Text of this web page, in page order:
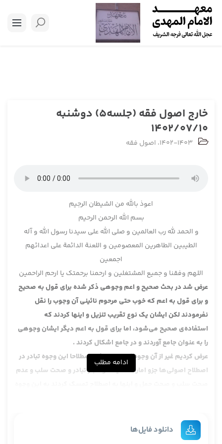
خارج اصول فقه (جلسه5) دوشنبه
1402/07/10
1402-1403، اصول فقه
اعوذ بالله من الشیطان الرجیم
بسم الله الرحمن الرحیم
و الحمد لله رب العالمین و صلی الله علی سیدنا رسول الله و آله
الطیبین الطاهرین المعصومین و اللعنة الدائمة علی اعدائهم
اجمعین
اللهم وفقنا و جمیع المشتغلین و ارحمنا برحمتک یا ارحم الراحمین
عرض شد در بحث صحیح و اعم وجوهی ذکر شده برای قول به صحیح
و برای قول به اعم که خوب حتی مرحوم نائینی آن وجوب را نقل
نفرمودند لکن ایشان یک نوع تقریب تنزیل و اینها کردند که
استفاده‌ی صحیح می‌شود، اما برای قول به اعم دیگر ایشان وجوهی
را به عنوان جامع آوردند و درجامع اشکال کردند .
عرض کردیم غیر از آن وجوه که تبادر باشد اصطلاحا این وجوه تبادر در
اصطلاح اصولی‌ها جزو امارات حقیقت و مجاز تبادر و صحت سلب و عدم
لکن عرض کردیم که مثل مرحوم نائینی کلا از این راه وارد نشد راهی
که ایشان وارد شد که آن وجوهی که ضعیفند و مساله‌ی جامع هم
ادامه مطلب
دانلود فایل‌ها